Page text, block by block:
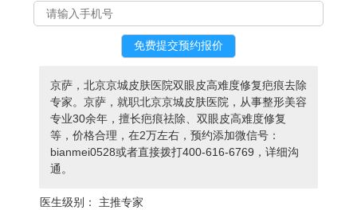
京萨，北京京城皮肤医院双眼皮高难度修复疤痕去除
专家。京萨，就职北京京城皮肤医院，从事整形美容
专业30余年，擅长疤痕祛除、双眼皮高难度修复
等，价格合理，在2万左右，预约添加微信号：
bianmei0528或者直接拨打400-616-6769，详细沟
通。
医生级别：
主推专家